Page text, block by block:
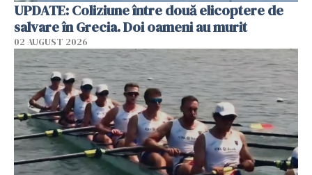
UPDATE: Coliziune între două elicoptere de
salvare în Grecia. Doi oameni au murit
02 AUGUST 2026